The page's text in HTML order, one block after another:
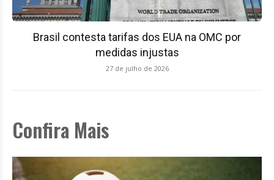
Brasil contesta tarifas dos EUA na OMC por
medidas injustas
27 de julho de 2026
Confira Mais